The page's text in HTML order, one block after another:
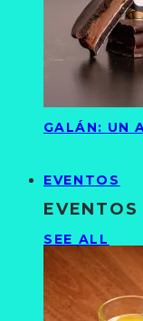
GALÁN: UN
EVENTOS
EVENTOS
SEE ALL